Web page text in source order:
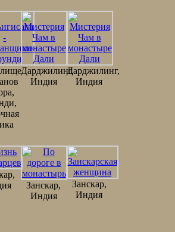
Дарджилинг,
Индия
Дарджилинг,
Индия
Занскар,
Индия
Занскар,
Индия